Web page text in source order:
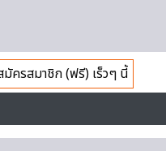
มัครสมาชิก (ฟรี) เร็วๆ นี้